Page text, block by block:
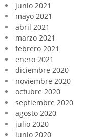
junio 2021
mayo 2021
abril 2021
marzo 2021
febrero 2021
enero 2021
diciembre 2020
noviembre 2020
octubre 2020
septiembre 2020
agosto 2020
julio 2020
junio 2020